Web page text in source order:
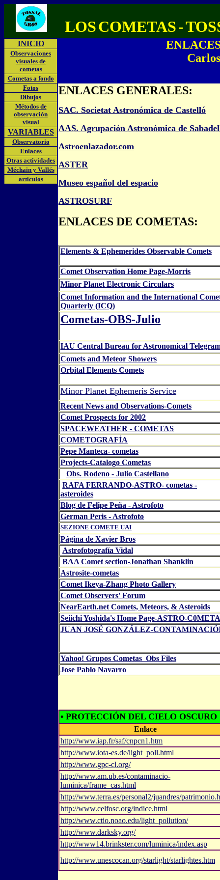
LOSCOMETAS-
INICIO
Observaciones
visuales de
cometas
Cometas a fondo
Fotos
Dibujos
Métodos de
observación
visual
VARIABLES
Observatorio
Enlaces
Otras actividades
Méchain y Vallés
articulos
ENLACES GENERALES:
SAC. Societat Astronómica de Castelló
AAS. Agrupación Astronómica de
Astroenlazador.com
ASTER
Museo español del espacio
ASTROSURF
ENLACES DE COMETAS:
Elements & Ephemerides Observable Comets
Comet Observation Home Page-Morris
Minor Planet Electronic Circulars
Comet Information and the International
Quarterly (ICQ)
Cometas-OBS-Julio
IAU Central Bureau for Astronomical
Comets and Meteor Showers
Orbital Elements Comets
Minor Planet Ephemeris Service
Recent News and Observations-Comets
Comet Prospects for 2002
SPACEWEATHER - COMETAS
COMETOGRAFÍA
Pepe Manteca- cometas
Projects-Catalogo Cometas
Obs. Rodeno - Julio Castellano
RAFA FERRANDO-ASTRO- cometas -
asteroides
Blog de Felipe Peña - Astrofoto
German Peris - Astrofoto
SEZIONE COMETE UAI
Página de Xavier Bros
Astrofotografía Vidal
BAA Comet section-Jonathan Shanklin
Astrosite-cometas
Comet Ikeya-Zhang Photo Gallery
Comet Observers' Forum
NearEarth.net Comets, Meteors, & Asteroids
Seiichi Yoshida's Home Page-ASTRO-
JUAN JOSÉ GONZÁLEZ-
Yahoo! Grupos Cometas_Obs Files
Jose Pablo Navarro
• PROTECCIÓN DEL CIELO OSCURO
Enlace
http://www.iap.fr/saf/cnpcn1.htm
http://www.iota-es.de/light_poll.html
http://www.gpc-cl.org/
http://www.am.ub.es/contaminacio-
luminica/frame_cas.html
http://www.terra.es/personal2/juandres/
http://www.celfosc.org/indice.html
http://www.ctio.noao.edu/light_pollution/
http://www.darksky.org/
http://www14.brinkster.com/luminica/index.asp
http://www.unescocan.org/starlight/starlightes.htm